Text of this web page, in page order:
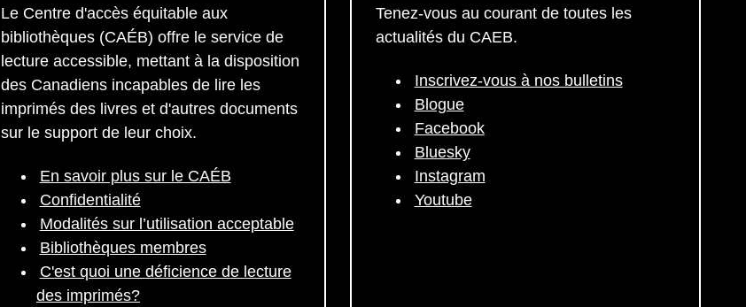
Le Centre d'accès équitable aux
bibliothèques (CAÉB) offre le service de
lecture accessible, mettant à la disposition
des Canadiens incapables de lire les
imprimés des livres et d'autres documents
sur le support de leur choix.
En savoir plus sur le CAÉB
Confidentialité
Modalités sur l’utilisation acceptable
Bibliothèques membres
C'est quoi une déficience de lecture
des imprimés?
Tenez-vous au courant de toutes les
actualités du CAEB.
Inscrivez-vous à nos bulletins
Blogue
Facebook
Bluesky
Instagram
Youtube